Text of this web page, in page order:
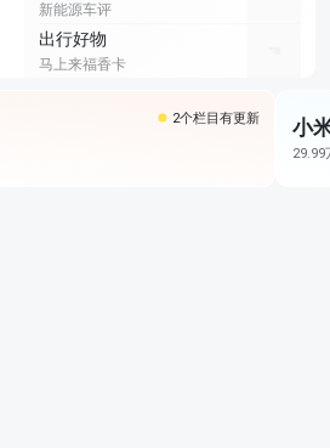
新能源车评
出行好物
马上来福香卡
2个栏目有更新 小
29.99